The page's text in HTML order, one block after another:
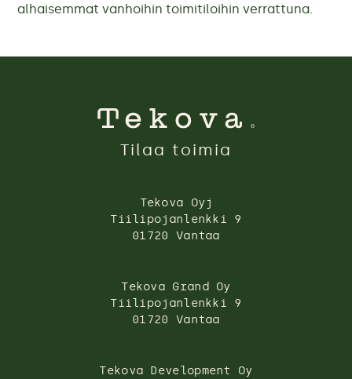
alhaisemmat vanhoihin toimitiloihin verrattuna.
Tilaa toimia
Tekova Oyj
Tiilipojanlenkki 9
01720 Vantaa
Tekova Grand Oy
Tiilipojanlenkki 9
01720 Vantaa
Tekova Development Oy